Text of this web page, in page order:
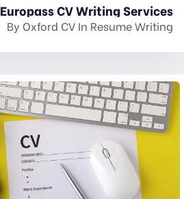
Europass CV Writing Services
ByOxford CV In Resume Writing